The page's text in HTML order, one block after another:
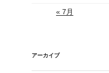
« 7月
アーカイブ